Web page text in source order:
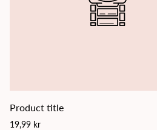
Product title
Regular
19,99 kr